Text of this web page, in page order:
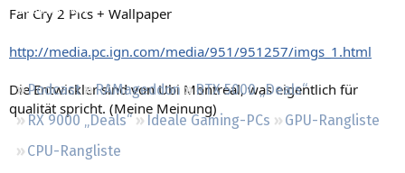
Leserartikel
Podcast RAMageddon
RTX 5000 „Deals“
RX 9000 „Deals“
Ideale Gaming-PCs
GPU-Rangliste
CPU-Rangliste
Far Cry 2 Pics + Wallpaper
http://media.pc.ign.com/media/951/951257/imgs_1.html
Die Entwickler sind von Ubi Montreal, was eigentlich für
qualität spricht. (Meine Meinung)